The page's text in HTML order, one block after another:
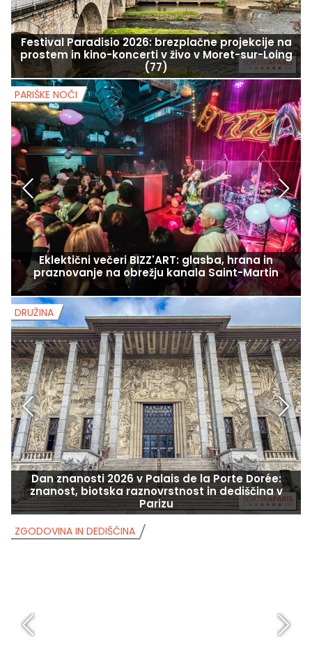
Festival Paradisio 2026: brezplačne projekcije na
prostem in kino-koncerti v živo v Moret-sur-Loing
(77)
Eklektični večeri BIZZ'ART: glasba, hrana in
praznovanje na obrežju kanala Saint-Martin
PARIŠKE NOČI
Dan znanosti 2026 v Palais de la Porte Dorée:
znanost, biotska raznovrstnost in dediščina v
Parizu
DRUŽINA
ZGODOVINA IN DEDIŠČINA